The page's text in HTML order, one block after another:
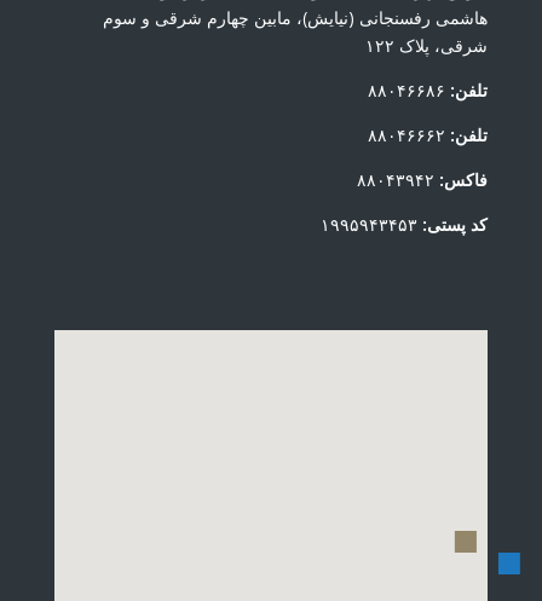
هاشمی رفسنجانی (نیایش)، مابین چهارم شرقی و سوم
شرقی، پلاک ۱۲۲
تلفن: ۸۸۰۴۶۶۸۶
تلفن: ۸۸۰۴۶۶۶۲
فاکس: ۸۸۰۴۳۹۴۲
کد پستی: ۱۹۹۵۹۴۳۴۵۳